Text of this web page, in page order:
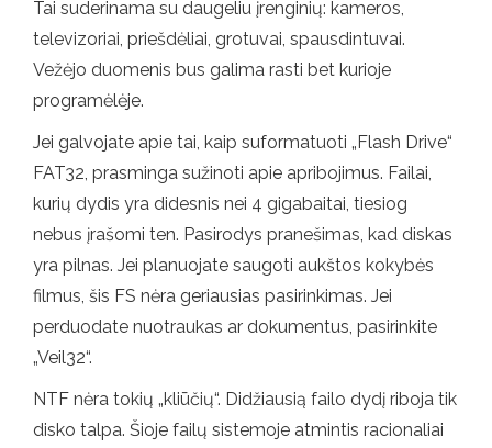
Tai suderinama su daugeliu įrenginių: kameros,
televizoriai, priešdėliai, grotuvai, spausdintuvai.
Vežėjo duomenis bus galima rasti bet kurioje
programėlėje.
Jei galvojate apie tai, kaip suformatuoti „Flash Drive“
FAT32, prasminga sužinoti apie apribojimus. Failai,
kurių dydis yra didesnis nei 4 gigabaitai, tiesiog
nebus įrašomi ten. Pasirodys pranešimas, kad diskas
yra pilnas. Jei planuojate saugoti aukštos kokybės
filmus, šis FS nėra geriausias pasirinkimas. Jei
perduodate nuotraukas ar dokumentus, pasirinkite
„Veil32“.
NTF nėra tokių „kliūčių“. Didžiausią failo dydį riboja tik
disko talpa. Šioje failų sistemoje atmintis racionaliai